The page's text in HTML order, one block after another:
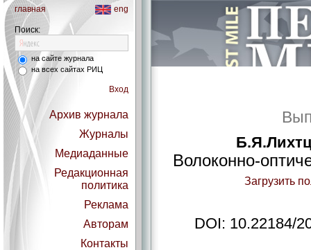
главная eng
Поиск:
на сайте журнала
на всех сайтах РИЦ
Вход
Архив журнала
Журналы
Медиаданные
Редакционная
политика
Реклама
Авторам
Контакты
Волоконно-
Загрузить
DOI: 10.22184/